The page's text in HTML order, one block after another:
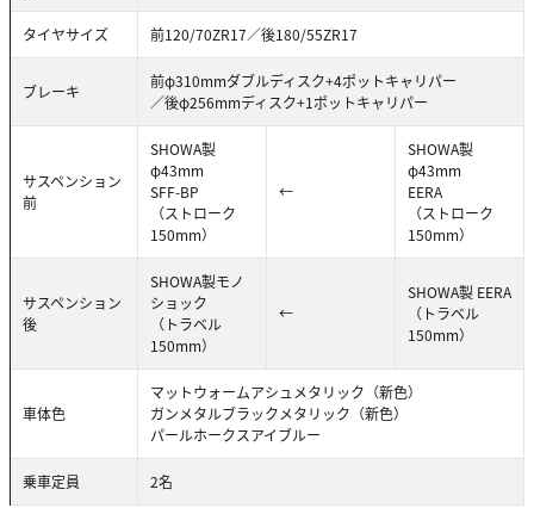
タイヤサイズ 前120/70ZR17／後180/55ZR17
ブレーキ
前φ310mmダブルディスク+4ポットキャリパー
／後φ256mmディスク+1ポットキャリパー
サスペンション
前
SHOWA製
φ43mm
SFF-BP
（ストローク
150mm）
←
SHOWA製
φ43mm
EERA
（ストローク
150mm）
サスペンション
後
SHOWA製モノ
ショック
（トラベル
150mm）
←
SHOWA製 EERA
（トラベル
150mm）
車体色
マットウォームアシュメタリック（新色）
ガンメタルブラックメタリック（新色）
パールホークスアイブルー
乗車定員 2名